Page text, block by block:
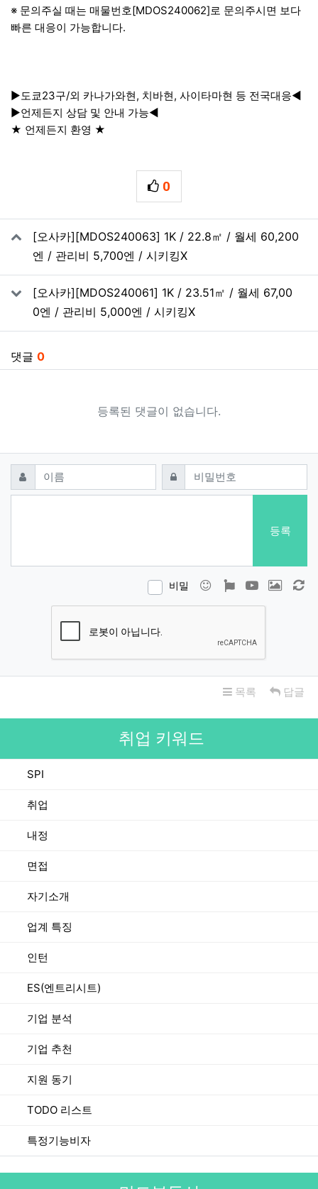
※ 문의주실 때는 매물번호[MDOS240062]로 문의주시면 보다
빠른 대응이 가능합니다.
▶도쿄23구/외 카나가와현, 치바현, 사이타마현 등 전국대응◀
▶언제든지 상담 및 안내 가능◀
★ 언제든지 환영 ★
0
추천
관련자료
[오사카][MDOS240063] 1K / 22.8㎡ / 월세 60,200
엔 / 관리비 5,700엔 / 시키킹X
[오사카][MDOS240061] 1K / 23.51㎡ / 월세 67,00
0엔 / 관리비 5,000엔 / 시키킹X
댓글 0
등록된 댓글이 없습니다.
댓글쓰기
이름 필수 비밀번호필수
등록
비밀 이모티콘폰트어썸
동영상 이미지
목록 답글
취업 키워드
SPI
취업
내정
면접
자기소개
업계 특징
인턴
ES(엔트리시트)
기업 분석
기업 추천
지원 동기
TODO 리스트
특정기능비자